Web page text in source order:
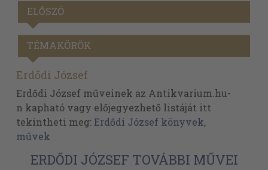
ELŐSZÓ
TÉMAKÖRÖK
Erdődi József
Erdődi József műveinek az Antikvarium.hu-
n kapható vagy előjegyezhető listáját itt
tekintheti meg: Erdődi József könyvek,
művek
ERDŐDI JÓZSEF TOVÁBBI MŰVEI